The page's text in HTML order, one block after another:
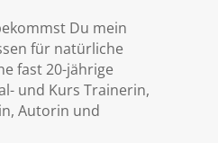
Du mein
für natürliche
fast 20-jährige
und Kurs Trainerin,
Autorin und